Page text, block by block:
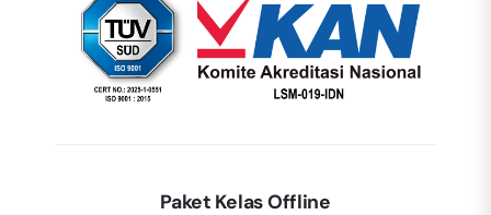
Paket Kelas Offline